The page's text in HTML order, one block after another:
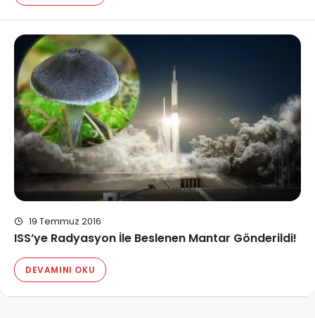
19 Temmuz 2016
ISS’ye Radyasyon İle Beslenen Mantar Gönderildi!
DEVAMINI OKU